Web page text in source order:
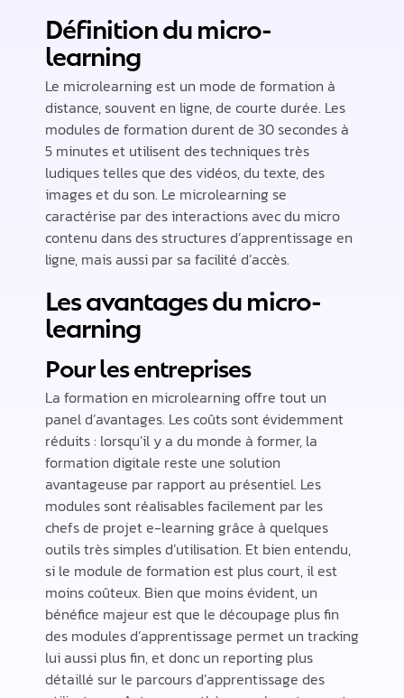
Définition du micro-
learning
Le microlearning est un mode de formation à
distance, souvent en ligne, de courte durée. Les
modules de formation durent de 30 secondes à
5 minutes et utilisent des techniques très
ludiques telles que des vidéos, du texte, des
images et du son. Le microlearning se
caractérise par des interactions avec du micro
contenu dans des structures d’apprentissage en
ligne, mais aussi par sa facilité d’accès.
Les avantages du micro-
learning
Pour les entreprises
La formation en microlearning offre tout un
panel d’avantages. Les coûts sont évidemment
réduits : lorsqu’il y a du monde à former, la
formation digitale reste une solution
avantageuse par rapport au présentiel. Les
modules sont réalisables facilement par les
chefs de projet e-learning grâce à quelques
outils très simples d’utilisation. Et bien entendu,
si le module de formation est plus court, il est
moins coûteux. Bien que moins évident, un
bénéfice majeur est que le découpage plus fin
des modules d’apprentissage permet un tracking
lui aussi plus fin, et donc un reporting plus
détaillé sur le parcours d’apprentissage des